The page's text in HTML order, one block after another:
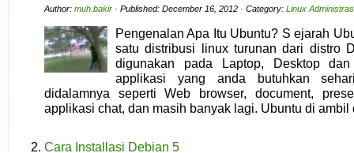
Author: muh.bakir · Published: December 16, 2012 · Category: Linux
Pengenalan Apa Itu Ubuntu? S ejarah
satu distribusi linux turunan dari distro
digunakan pada Laptop, Desktop
applikasi yang anda butuhkan
didalamnya seperti Web browser, document,
applikasi chat, dan masih banyak lagi. Ubuntu di
Cara Installasi Debian 5